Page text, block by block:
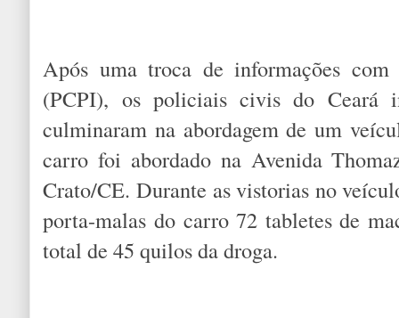
Após uma troca de informações
(PCPI), os policiais civis do Ceará
culminaram na abordagem de um
carro foi abordado na Avenida
Crato/CE. Durante as vistorias no
porta-malas do carro 72 tabletes de
total de 45 quilos da droga.